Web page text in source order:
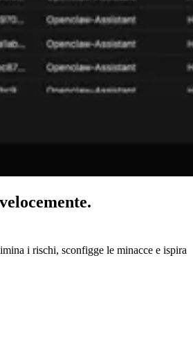
i rischi, sconfigge le minacce e ispira